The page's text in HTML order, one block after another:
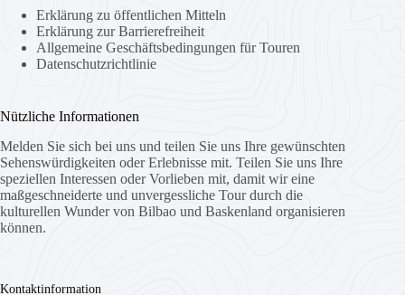
Erklärung zu öffentlichen Mitteln
Erklärung zur Barrierefreiheit
Allgemeine Geschäftsbedingungen für Touren
Datenschutzrichtlinie
Nützliche Informationen
Melden Sie sich bei uns und teilen Sie uns Ihre gewünschten
Sehenswürdigkeiten oder Erlebnisse mit. Teilen Sie uns Ihre
speziellen Interessen oder Vorlieben mit, damit wir eine
maßgeschneiderte und unvergessliche Tour durch die
kulturellen Wunder von Bilbao und Baskenland organisieren
können.
Kontaktinformation